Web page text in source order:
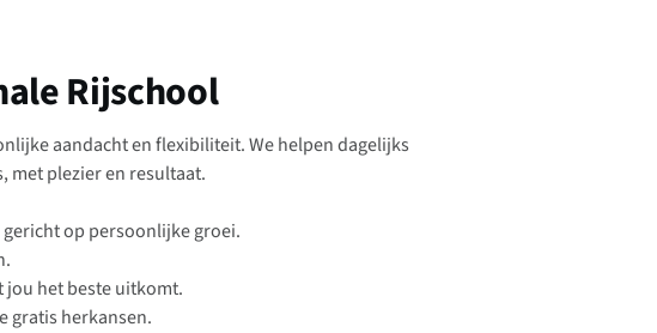
Rijschool
aandacht en flexibiliteit. We helpen dagelijks
met plezier en resultaat.
op persoonlijke groei.
jou het beste uitkomt.
gratis herkansen.